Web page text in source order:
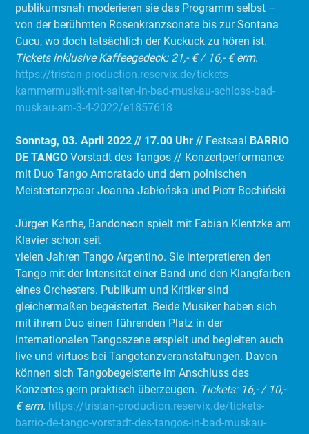
publikumsnah moderieren sie das Programm selbst –
von der berühmten Rosenkranzsonate bis zur Sontana
Cucu, wo doch tatsächlich der Kuckuck zu hören ist.
Tickets inklusive Kaffeegedeck: 21,- € / 16,- € erm.
https://tristan-production.reservix.de/tickets-
kammermusik-mit-saiten-in-bad-muskau-schloss-bad-
muskau-am-3-4-2022/e1857618
Sonntag, 03. April 2022 // 17.00 Uhr // Festsaal BARRIO
DE TANGO Vorstadt des Tangos // Konzertperformance
mit Duo Tango Amoratado und dem polnischen
Meistertanzpaar Joanna Jabłońska und Piotr Bochiński
Jürgen Karthe, Bandoneon spielt mit Fabian Klentzke am
Klavier schon seit
vielen Jahren Tango Argentino. Sie interpretieren den
Tango mit der Intensität einer Band und den Klangfarben
eines Orchesters. Publikum und Kritiker sind
gleichermaßen begeistertet. Beide Musiker haben sich
mit ihrem Duo einen führenden Platz in der
internationalen Tangoszene erspielt und begleiten auch
live und virtuos bei Tangotanzveranstaltungen. Davon
können sich Tangobegeisterte im Anschluss des
Konzertes gern praktisch überzeugen. Tickets: 16,- / 10,-
€ erm. https://tristan-production.reservix.de/tickets-
barrio-de-tango-vorstadt-des-tangos-in-bad-muskau-